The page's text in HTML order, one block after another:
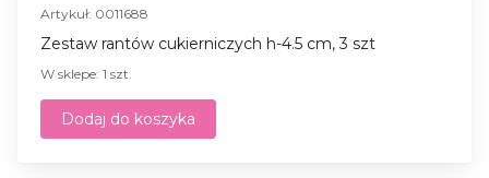
Artykuł: 0011688
Zestaw rantów cukierniczych h-4.5 cm, 3 szt
W sklepe: 1 szt.
Dodaj do koszyka